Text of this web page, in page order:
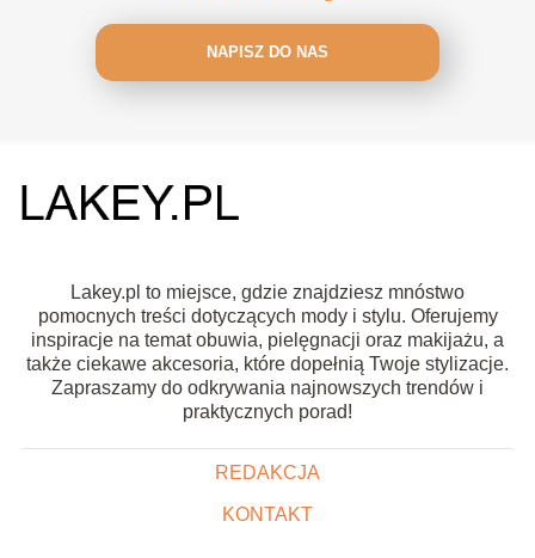
NAPISZ DO NAS
Lakey.pl to miejsce, gdzie znajdziesz mnóstwo
pomocnych treści dotyczących mody i stylu. Oferujemy
inspiracje na temat obuwia, pielęgnacji oraz makijażu, a
także ciekawe akcesoria, które dopełnią Twoje stylizacje.
Zapraszamy do odkrywania najnowszych trendów i
praktycznych porad!
REDAKCJA
KONTAKT